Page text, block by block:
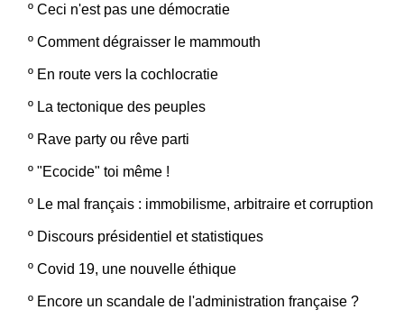
º Ceci n'est pas une démocratie
º Comment dégraisser le mammouth
º En route vers la cochlocratie
º La tectonique des peuples
º Rave party ou rêve parti
º "Ecocide" toi même !
º Le mal français : immobilisme, arbitraire et corruption
º Discours présidentiel et statistiques
º Covid 19, une nouvelle éthique
º Encore un scandale de l'administration française ?